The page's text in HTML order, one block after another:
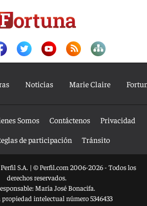
Noticias Marie Claire
Somos Contáctenos
Privacidad
de participación Tránsito
S.A. | © Perfil.com 2006-2026 - Todos los
derechos reservados.
María José Bonacifa.
propiedad intelectual número 5346433